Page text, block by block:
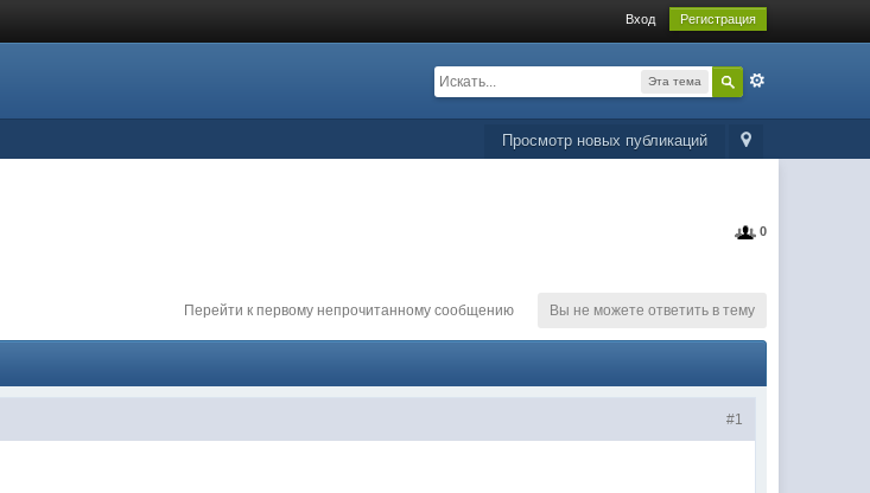
Вход Регистрация
Эта тема
Просмотр новых публикаций
0
Вы не можете ответить в тему
Перейти к первому непрочитанному сообщению
#1